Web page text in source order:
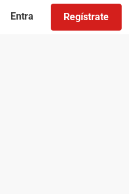
Entra Regístrate